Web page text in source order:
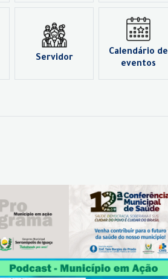
Servidor
Calendário de
eventos